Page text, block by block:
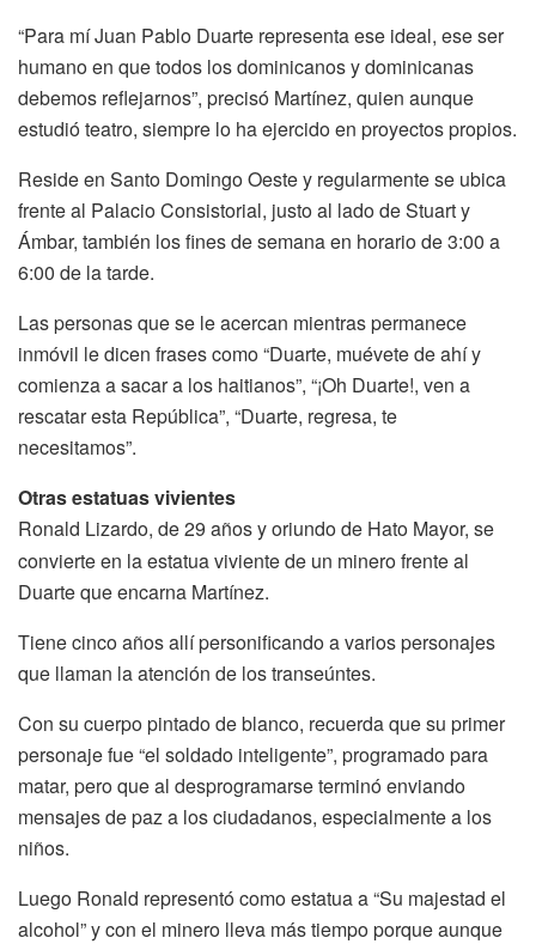
“Para mí Juan Pablo Duarte representa ese ideal, ese ser
humano en que todos los dominicanos y dominicanas
debemos reflejarnos”, precisó Martínez, quien aunque
estudió teatro, siempre lo ha ejercido en proyectos propios.
Reside en Santo Domingo Oeste y regularmente se ubica
frente al Palacio Consistorial, justo al lado de Stuart y
Ámbar, también los fines de semana en horario de 3:00 a
6:00 de la tarde.
Las personas que se le acercan mientras permanece
inmóvil le dicen frases como “Duarte, muévete de ahí y
comienza a sacar a los haitianos”, “¡Oh Duarte!, ven a
rescatar esta República”, “Duarte, regresa, te
necesitamos”.
Otras estatuas vivientes
Ronald Lizardo, de 29 años y oriundo de Hato Mayor, se
convierte en la estatua viviente de un minero frente al
Duarte que encarna Martínez.
Tiene cinco años allí personificando a varios personajes
que llaman la atención de los transeúntes.
Con su cuerpo pintado de blanco, recuerda que su primer
personaje fue “el soldado inteligente”, programado para
matar, pero que al desprogramarse terminó enviando
mensajes de paz a los ciudadanos, especialmente a los
niños.
Luego Ronald representó como estatua a “Su majestad el
alcohol” y con el minero lleva más tiempo porque aunque